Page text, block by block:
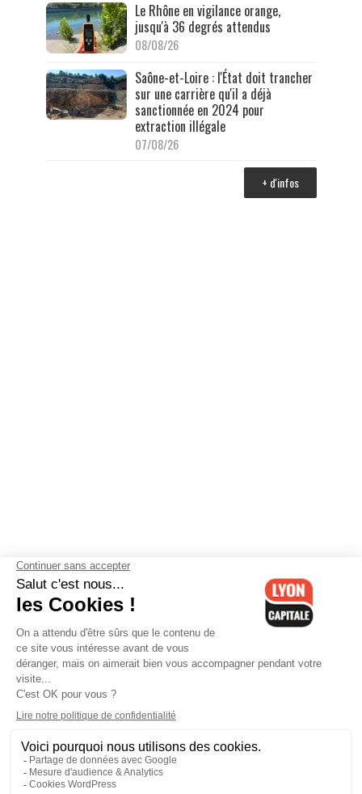
Le Rhône en vigilance orange,
jusqu'à 36 degrés attendus
08/08/26
Saône-et-Loire : l'État doit trancher
sur une carrière qu'il a déjà
sanctionnée en 2024 pour
extraction illégale
07/08/26
+ d'infos
Contactez-nous-Mentions légales-CGV-Politique de
confidentialité-Gestion des cookies